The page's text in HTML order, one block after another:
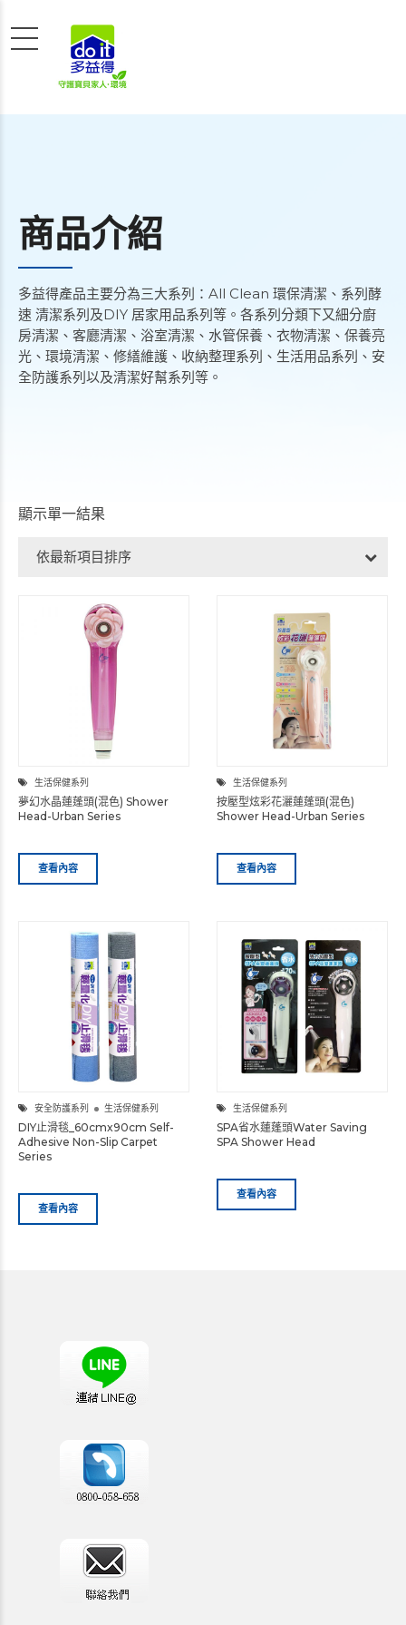
商品介紹
多益得產品主要分為三大系列：All Clean 環保清潔、系列酵
速 清潔系列及DIY 居家用品系列等。各系列分類下又細分廚
房清潔、客廳清潔、浴室清潔、水管保養、衣物清潔、保養亮
光、環境清潔、修繕維護、收納整理系列、生活用品系列、安
全防護系列以及清潔好幫系列等。
顯示單一結果
依最新項目排序
生活保健系列
夢幻水晶蓮蓬頭(混色) Shower
Head-Urban Series
查看內容
生活保健系列
按壓型炫彩花灑蓮蓬頭(混色)
Shower Head-Urban Series
查看內容
安全防護系列 生活保健系列
DIY止滑毯_60cmx90cm Self-
Adhesive Non-Slip Carpet
Series
查看內容
生活保健系列
SPA省水蓮蓬頭Water Saving
SPA Shower Head
查看內容